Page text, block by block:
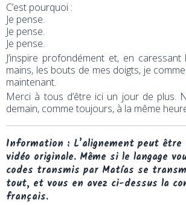
C’est pourquoi :
Je pense.
Je pense.
Je pense.
J’inspire profondément et, en
mains, les bouts de mes doigts, je
maintenant.
Merci à tous d’être ici un jour de plus.
demain, comme toujours, à la même
Information : L’alignement peut être
vidéo originale. Même si le langage
codes transmis par Matías se
tout, et vous en avez ci-dessus la
français.